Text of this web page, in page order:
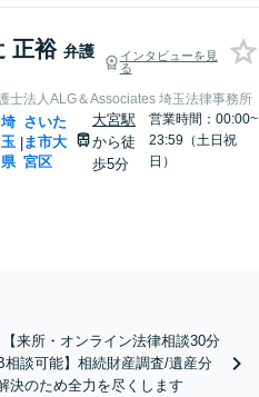
正裕 弁護
インタビューを見
る
士法人ALG＆Associates 埼玉法律事務所
埼
玉
県
|
さいた
ま市大
宮区
大宮駅
から徒
歩5分
営業時間：00:00~
23:59（土日祝
日）
来所・オンライン法律相談30分
談可能】相続財産調査/遺産分
決のため全力を尽くします